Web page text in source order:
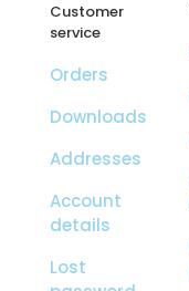
Customer
service
Orders
Downloads
Addresses
Account
details
Lost